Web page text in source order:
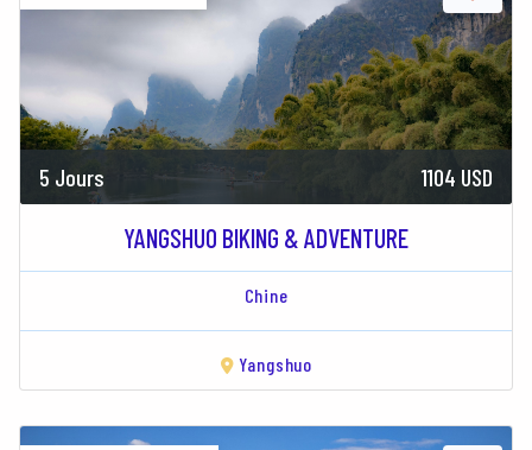
5 Jours 1104 USD
YANGSHUO BIKING & ADVENTURE
Chine
Yangshuo